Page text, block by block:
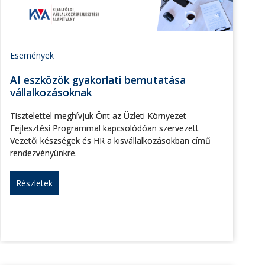
Események
AI eszközök gyakorlati bemutatása
vállalkozásoknak
Tisztelettel meghívjuk Önt az Üzleti Környezet
Fejlesztési Programmal kapcsolódóan szervezett
Vezetői készségek és HR a kisvállalkozásokban című
rendezvényünkre.
Részletek